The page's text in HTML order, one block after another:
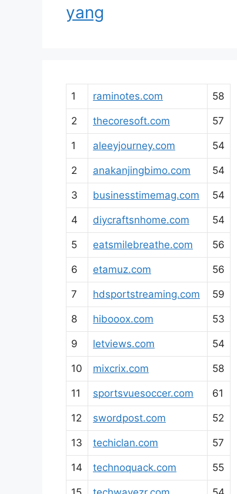
yang
1 raminotes.com 58
2 thecoresoft.com 57
1 aleeyjourney.com 54
2 anakanjingbimo.com 54
3 businesstimemag.com 54
4 diycraftsnhome.com 54
5 eatsmilebreathe.com 56
6 etamuz.com 56
7 hdsportstreaming.com 59
8 hibooox.com 53
9 letviews.com 54
10 mixcrix.com 58
11 sportsvuesoccer.com 61
12 swordpost.com 52
13 techiclan.com 57
14 technoquack.com 55